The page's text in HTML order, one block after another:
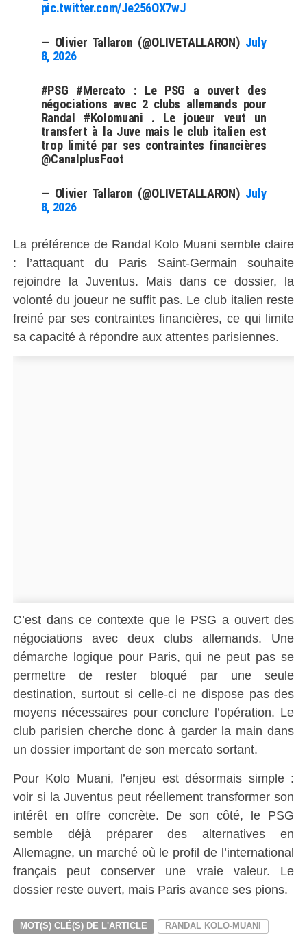
pic.twitter.com/Je256OX7wJ
— Olivier Tallaron (@OLIVETALLARON) July
8, 2026
#PSG #Mercato : Le PSG a ouvert des
négociations avec 2 clubs allemands pour
Randal #Kolomuani . Le joueur veut un
transfert à la Juve mais le club italien est
trop limité par ses contraintes financières
@CanalplusFoot
— Olivier Tallaron (@OLIVETALLARON) July
8, 2026
La préférence de Randal Kolo Muani semble claire
: l’attaquant du Paris Saint-Germain souhaite
rejoindre la Juventus. Mais dans ce dossier, la
volonté du joueur ne suffit pas. Le club italien reste
freiné par ses contraintes financières, ce qui limite
sa capacité à répondre aux attentes parisiennes.
C’est dans ce contexte que le PSG a ouvert des
négociations avec deux clubs allemands. Une
démarche logique pour Paris, qui ne peut pas se
permettre de rester bloqué par une seule
destination, surtout si celle-ci ne dispose pas des
moyens nécessaires pour conclure l’opération. Le
club parisien cherche donc à garder la main dans
un dossier important de son mercato sortant.
Pour Kolo Muani, l’enjeu est désormais simple :
voir si la Juventus peut réellement transformer son
intérêt en offre concrète. De son côté, le PSG
semble déjà préparer des alternatives en
Allemagne, un marché où le profil de l’international
français peut conserver une vraie valeur. Le
dossier reste ouvert, mais Paris avance ses pions.
MOT(S) CLÉ(S) DE L'ARTICLE RANDAL KOLO-MUANI